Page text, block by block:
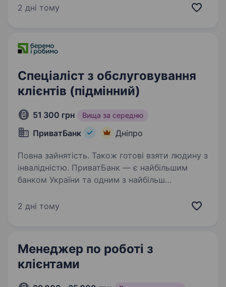
допомагаємо нашим клієнтам: КERNEL, МХП,
2 дні тому
Спеціаліст з обслуговування
клієнтів (підмінний)
51 300 грн Вища за середню
ПриватБанк Дніпро
Повна зайнятість. Також готові взяти людину з
інвалідністю. ПриватБанк — є найбільшим
банком України та одним з найбільш
позиції за всіма фінансовими показниками
2 дні тому
Менеджер по роботі з
клієнтами